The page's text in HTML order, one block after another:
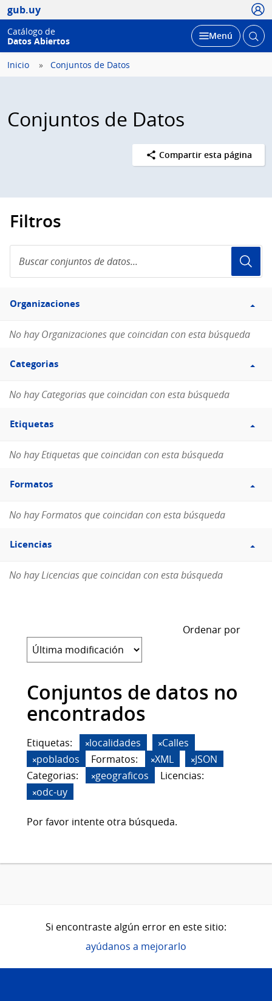
gub.uy
Catálogo de
Datos Abiertos
Desplegar
Menú Abrir
Inicio Conjuntos de Datos
Conjuntos de Datos
Compartir esta página
Filtros
conjuntos
de
Filtro
Organizaciones
Organizaciones
No hay Organizaciones que coincidan con esta búsqueda
Filtro
Categorias
Categorias
No hay Categorias que coincidan con esta búsqueda
Filtro
Etiquetas
Etiquetas
No hay Etiquetas que coincidan con esta búsqueda
Filtro
Formatos
Formatos
No hay Formatos que coincidan con esta búsqueda
Filtro
Licencias
Licencias
No hay Licencias que coincidan con esta búsqueda
Ordenar por
Conjuntos de datos no
encontrados
Etiquetas: localidades
Calles
poblados
Formatos: XML
JSON
Categorias:
geograficos
Licencias:
odc-uy
Por favor intente otra búsqueda.
Si encontraste algún error en este sitio:
ayúdanos a mejorarlo